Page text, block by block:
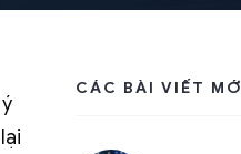
CÁC BÀI VIẾT